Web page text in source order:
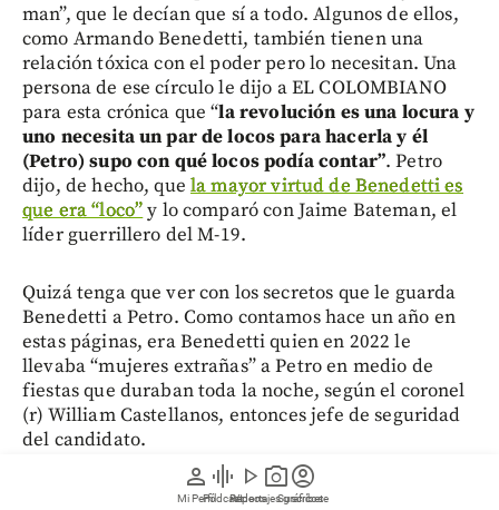
person
Mi Perfil
graphic_eq
Pódcast
play_arrow
Videos
photo_camera
Reportajes gráficos
account_circle
Suscríbete
man”, que le decían que sí a todo. Algunos de ellos,
como Armando Benedetti, también tienen una
relación tóxica con el poder pero lo necesitan. Una
persona de ese círculo le dijo a EL COLOMBIANO
para esta crónica que “la revolución es una locura y
uno necesita un par de locos para hacerla y él
(Petro) supo con qué locos podía contar”. Petro
dijo, de hecho, que la mayor virtud de Benedetti es
que era “loco”y lo comparó con Jaime Bateman, el
líder guerrillero del M-19.
Quizá tenga que ver con los secretos que le guarda
Benedetti a Petro. Como contamos hace un año en
estas páginas, era Benedetti quien en 2022 le
llevaba “mujeres extrañas” a Petro en medio de
fiestas que duraban toda la noche, según el coronel
(r) William Castellanos, entonces jefe de seguridad
del candidato.
En medio de esa “locura”, aún queda un episodio